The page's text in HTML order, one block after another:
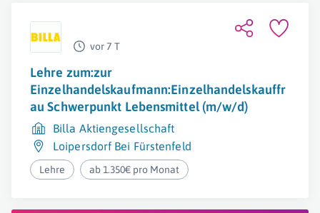
vor 7 T
Lehre zum:zur
Einzelhandelskaufmann:Einzelhandelskauffr
au Schwerpunkt Lebensmittel (m/w/d)
Billa Aktiengesellschaft
Loipersdorf Bei Fürstenfeld
Lehre ab 1.350€ pro Monat